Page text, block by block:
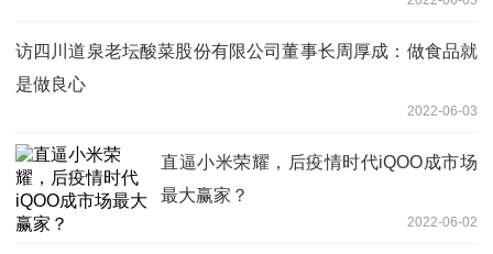
访四川道泉老坛酸菜股份有限公司董事长周厚成：做食品就
是做良心
2022-06-03
直逼小米荣耀，后疫情时代iQOO成市场
最大赢家？
2022-06-02